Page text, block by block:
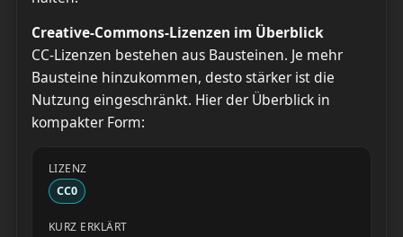
Creative-Commons-Lizenzen im Überblick
CC-Lizenzen bestehen aus Bausteinen. Je mehr
Bausteine hinzukommen, desto stärker ist die
Nutzung eingeschränkt. Hier der Überblick in
kompakter Form:
CC0